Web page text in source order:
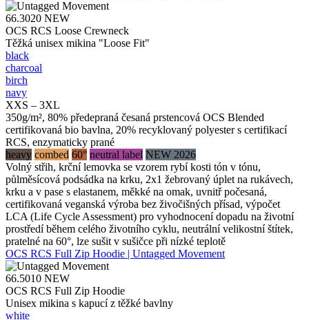
66.3020 NEW
OCS RCS Loose Crewneck
Těžká unisex mikina "Loose Fit"
black
charcoal
birch
navy
XXS – 3XL
350g/m², 80% předepraná česaná prstencová OCS Blended
certifikovaná bio bavlna, 20% recyklovaný polyester s certifikací
RCS, enzymaticky prané
heavy combed 60° neutral label NEW 2026
Volný střih, krční lemovka se vzorem rybí kosti tón v tónu,
půlměsícová podsádka na krku, 2x1 žebrovaný úplet na rukávech,
krku a v pase s elastanem, měkké na omak, uvnitř počesaná,
certifikovaná veganská výroba bez živočišných přísad, výpočet
LCA (Life Cycle Assessment) pro vyhodnocení dopadu na životní
prostředí během celého životního cyklu, neutrální velikostní štítek,
pratelné na 60°, lze sušit v sušičce při nízké teplotě
OCS RCS Full Zip Hoodie | Untagged Movement
66.5010 NEW
OCS RCS Full Zip Hoodie
Unisex mikina s kapucí z těžké bavlny
white